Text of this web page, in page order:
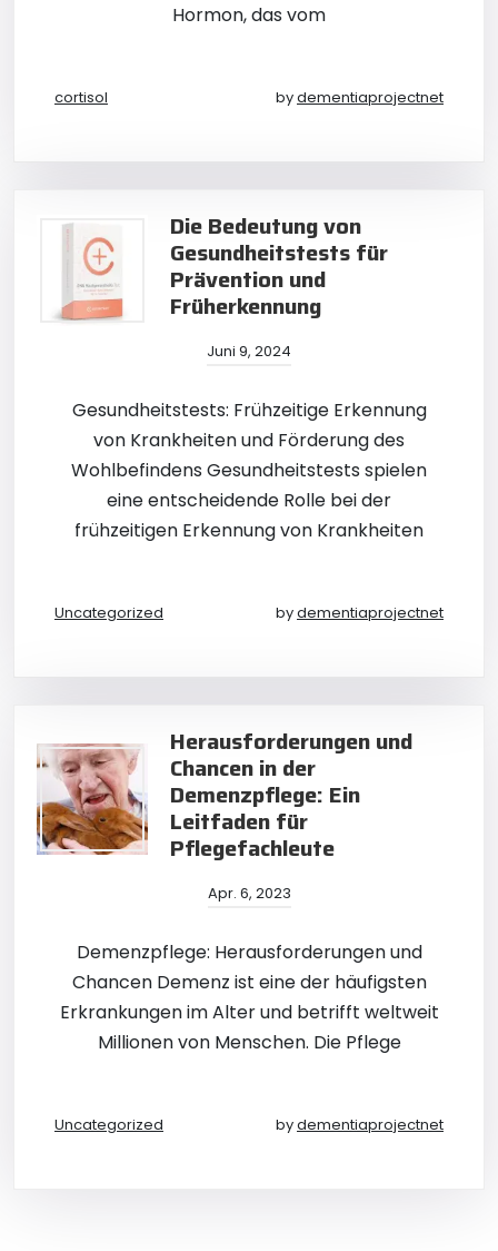
Hormon, das vom
cortisol bydementiaprojectnet
Die Bedeutung von
Gesundheitstests für
Prävention und
Früherkennung
Juni 9, 2024
Gesundheitstests: Frühzeitige Erkennung
von Krankheiten und Förderung des
Wohlbefindens Gesundheitstests spielen
eine entscheidende Rolle bei der
frühzeitigen Erkennung von Krankheiten
Uncategorized bydementiaprojectnet
Herausforderungen und
Chancen in der
Demenzpflege: Ein
Leitfaden für
Pflegefachleute
Apr. 6, 2023
Demenzpflege: Herausforderungen und
Chancen Demenz ist eine der häufigsten
Erkrankungen im Alter und betrifft weltweit
Millionen von Menschen. Die Pflege
Uncategorized bydementiaprojectnet